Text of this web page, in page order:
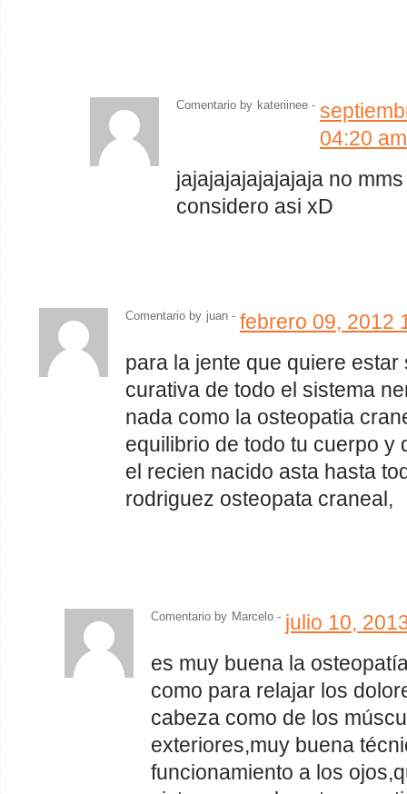
Comentario by kateriinee -
04:20 am
jajajajajajajajaja no
considero asi xD
Comentario by juan - febrero 09, 2012
para la jente que quiere
curativa de todo el sistema
nada como la osteopatia
equilibrio de todo tu cuerpo y
el recien nacido asta hasta
rodriguez osteopata craneal,
Comentario by Marcelo - julio 10,
es muy buena la
como para relajar los
cabeza como de los
exteriores,muy buena
funcionamiento a los